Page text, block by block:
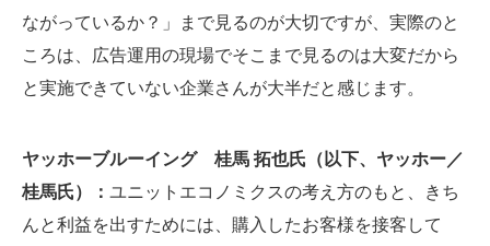
ながっているか？」まで見るのが大切ですが、実際のと
ころは、広告運用の現場でそこまで見るのは大変だから
と実施できていない企業さんが大半だと感じます。
ヤッホーブルーイング 桂馬 拓也氏（以下、ヤッホー／
桂馬氏）： ユニットエコノミクスの考え方のもと、きち
んと利益を出すためには、購入したお客様を接客して